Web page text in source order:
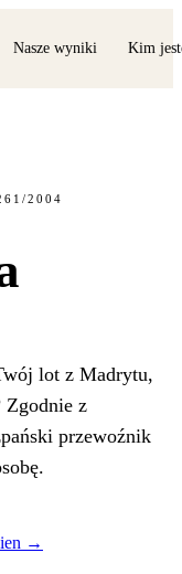
Nasze wyniki Kim
2004
lot z Madrytu,
Zgodnie z
przewoźnik
→